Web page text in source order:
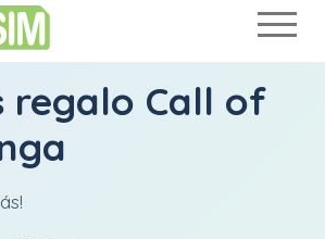
regalo Call of